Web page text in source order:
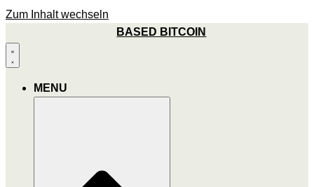
Zum Inhalt wechseln
BASED BITCOIN
MENU